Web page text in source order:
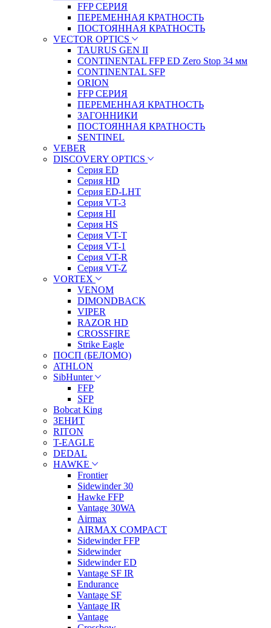
FFP СЕРИЯ
ПЕРЕМЕННАЯ КРАТНОСТЬ
ПОСТОЯННАЯ КРАТНОСТЬ
VECTOR OPTICS
TAURUS GEN II
CONTINENTAL FFP ED Zero Stop 34 мм
CONTINENTAL SFP
ORION
FFP СЕРИЯ
ПЕРЕМЕННАЯ КРАТНОСТЬ
ЗАГОННИКИ
ПОСТОЯННАЯ КРАТНОСТЬ
SENTINEL
VEBER
DISCOVERY OPTICS
Серия ED
Серия HD
Серия ED-LHT
Серия VT-3
Серия HI
Серия HS
Серия VT-T
Серия VT-1
Серия VT-R
Серия VT-Z
VORTEX
VENOM
DIMONDBACK
VIPER
RAZOR HD
CROSSFIRE
Strike Eagle
ПОСП (БЕЛОМО)
ATHLON
SibHunter
FFP
SFP
Bobcat King
ЗЕНИТ
RITON
T-EAGLE
DEDAL
HAWKE
Frontier
Sidewinder 30
Hawke FFP
Vantage 30WA
Airmax
AIRMAX COMPACT
Sidewinder FFP
Sidewinder
Sidewinder ED
Vantage SF IR
Endurance
Vantage SF
Vantage IR
Vantage